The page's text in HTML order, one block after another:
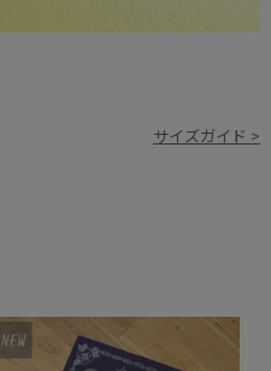
サイズガイド >